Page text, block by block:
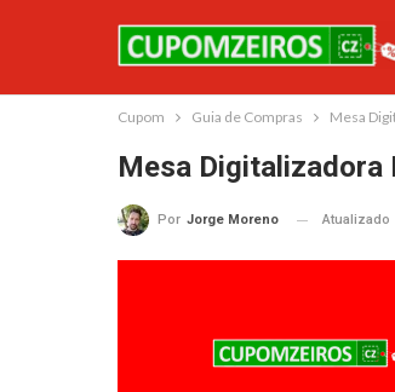
Cupom Guia de Compras Mesa
Mesa Digitalizadora
Por Jorge Moreno Atualizado